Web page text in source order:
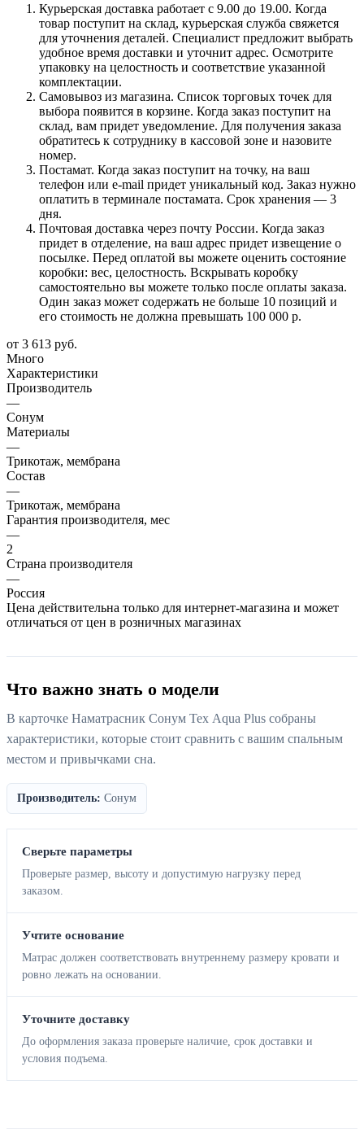
Курьерская доставка работает с 9.00 до 19.00. Когда
товар поступит на склад, курьерская служба свяжется
для уточнения деталей. Специалист предложит выбрать
удобное время доставки и уточнит адрес. Осмотрите
упаковку на целостность и соответствие указанной
комплектации.
Самовывоз из магазина. Список торговых точек для
выбора появится в корзине. Когда заказ поступит на
склад, вам придет уведомление. Для получения заказа
обратитесь к сотруднику в кассовой зоне и назовите
номер.
Постамат. Когда заказ поступит на точку, на ваш
телефон или e-mail придет уникальный код. Заказ нужно
оплатить в терминале постамата. Срок хранения — 3
дня.
Почтовая доставка через почту России. Когда заказ
придет в отделение, на ваш адрес придет извещение о
посылке. Перед оплатой вы можете оценить состояние
коробки: вес, целостность. Вскрывать коробку
самостоятельно вы можете только после оплаты заказа.
Один заказ может содержать не больше 10 позиций и
его стоимость не должна превышать 100 000 р.
от 3 613 руб.
Много
Характеристики
Производитель
—
Сонум
Материалы
—
Трикотаж, мембрана
Состав
—
Трикотаж, мембрана
Гарантия производителя, мес
—
2
Страна производителя
—
Россия
Цена действительна только для интернет-магазина и может
отличаться от цен в розничных магазинах
Что важно знать о модели
В карточке Наматрасник Сонум Tex Aqua Plus собраны
характеристики, которые стоит сравнить с вашим спальным
местом и привычками сна.
Производитель: Сонум
Сверьте параметры
Проверьте размер, высоту и допустимую нагрузку перед
заказом.
Учтите основание
Матрас должен соответствовать внутреннему размеру кровати и
ровно лежать на основании.
Уточните доставку
До оформления заказа проверьте наличие, срок доставки и
условия подъема.